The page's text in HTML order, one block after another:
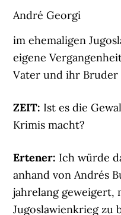
André Georgi
im ehemaligen
eigene
Vater und ihr
ZEIT: Ist es die
Krimis macht?
Ertener: Ich würde
anhand von Andrés
jahrelang geweigert,
Jugoslawienkrieg zu